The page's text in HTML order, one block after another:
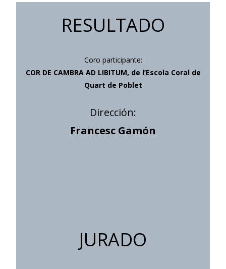
RESULTADO
Coro participante:
COR DE CAMBRA AD LIBITUM, de l’Escola Coral de
Quart de Poblet
Dirección:
Francesc Gamón
JURADO